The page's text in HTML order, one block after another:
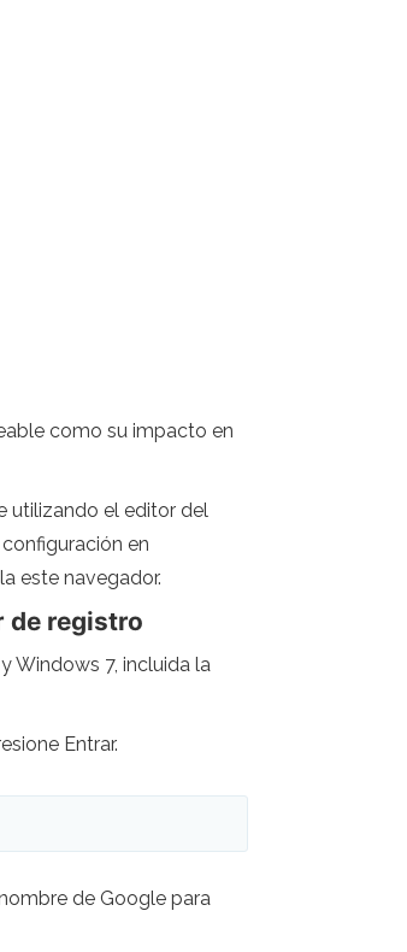
como su impacto en
utilizando el editor del
en
este navegador.
de registro
Windows 7, incluida la
Entrar.
de Google para